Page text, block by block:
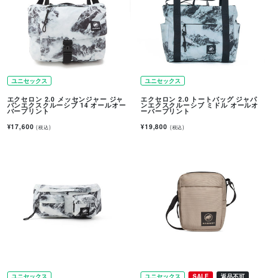
ユニセックス
エクセロン 2.0 メッセンジャー ジャ
パンエクスクルーシブ 14 オールオー
バープリント
¥17,600(税込)
ユニセックス
エクセロン 2.0 トートバッグ ジャパ
ンエクスクルーシブ ミドル オールオ
ーバープリント
¥19,800 (税込)
ユニセックス ユニセックス SALE 返品不可